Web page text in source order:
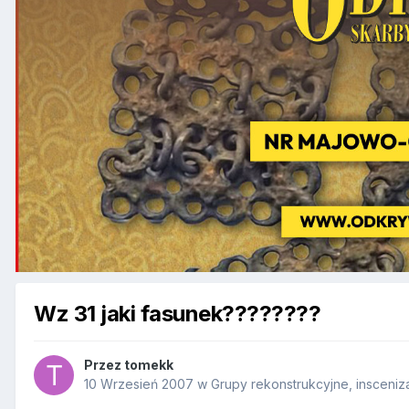
Wz 31 jaki fasunek????????
Przez tomekk
10 Wrzesień 2007 w Grupy rekonstrukcyjne,